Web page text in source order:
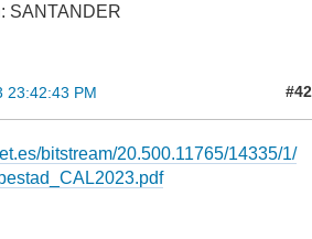
SANTANDER
23:42:43 PM #42
bitstream/20.500.11765/14335/1/